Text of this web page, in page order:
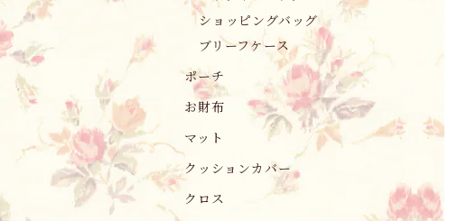
ショッピングバッグ
ブリーフケース
ポーチ
お財布
マット
クッションカバー
クロス